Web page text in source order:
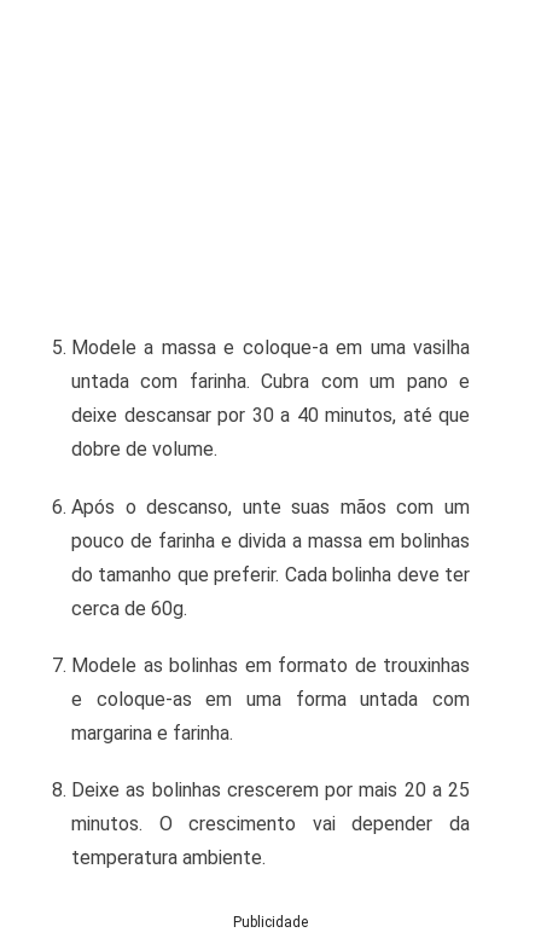
Modele a massa e coloque-a em uma vasilha
untada com farinha. Cubra com um pano e
deixe descansar por 30 a 40 minutos, até que
dobre de volume.
Após o descanso, unte suas mãos com um
pouco de farinha e divida a massa em bolinhas
do tamanho que preferir. Cada bolinha deve ter
cerca de 60g.
Modele as bolinhas em formato de trouxinhas
e coloque-as em uma forma untada com
margarina e farinha.
Deixe as bolinhas crescerem por mais 20 a 25
minutos. O crescimento vai depender da
temperatura ambiente.
Publicidade